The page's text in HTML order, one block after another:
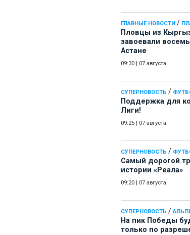
ГЛАВНЫЕ НОВОСТИ /
Пловцы из
завоевали
Астане
09:30 07 августа
СУПЕРНОВОСТЬ /
Поддержка для
Лиги!
09:25 07 августа
СУПЕРНОВОСТЬ /
Самый дорогой
истории «Реала»
09:20 07 августа
СУПЕРНОВОСТЬ /
На пик Победы
только по